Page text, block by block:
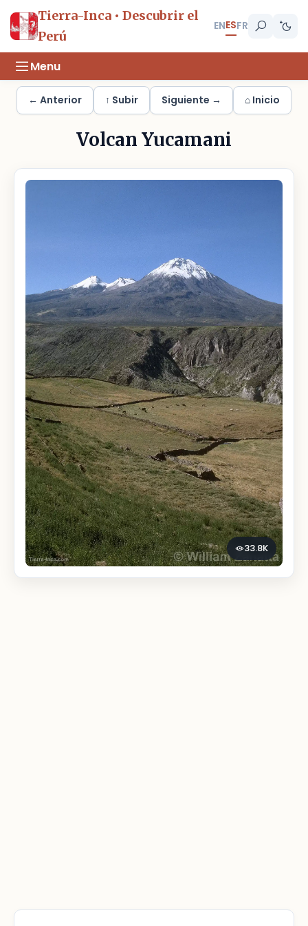
Tierra-Inca • Descubrir el
Perú
ENESFR
Menu
← Anterior ↑ Subir Siguiente → ⌂ Inicio
Volcan Yucamani
33.8K